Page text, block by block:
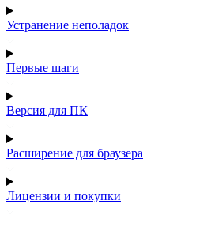
Устранение неполадок
Первые шаги
Версия для ПК
Расширение для браузера
Лицензии и покупки